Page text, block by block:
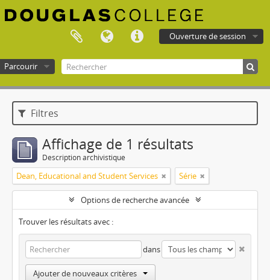
Ouverture de session
Parcourir
Filtres
Affichage de 1 résultats
Description archivistique
Dean, Educational and Student Services Série
Options de recherche avancée
Trouver les résultats avec :
dans
Ajouter de nouveaux critères